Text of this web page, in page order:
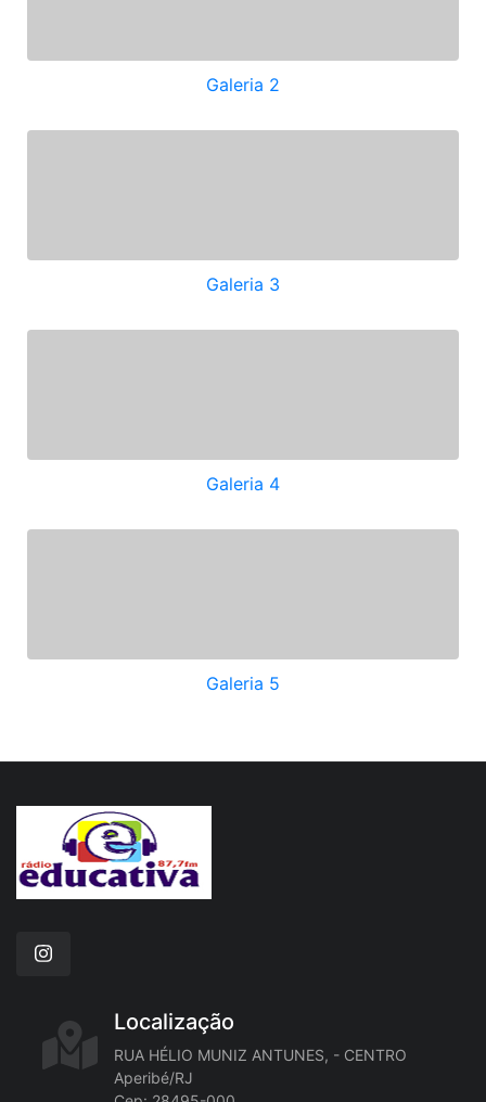
Galeria 2
Galeria 3
Galeria 4
Galeria 5
Localização
RUA HÉLIO MUNIZ ANTUNES, - CENTRO
Aperibé/RJ